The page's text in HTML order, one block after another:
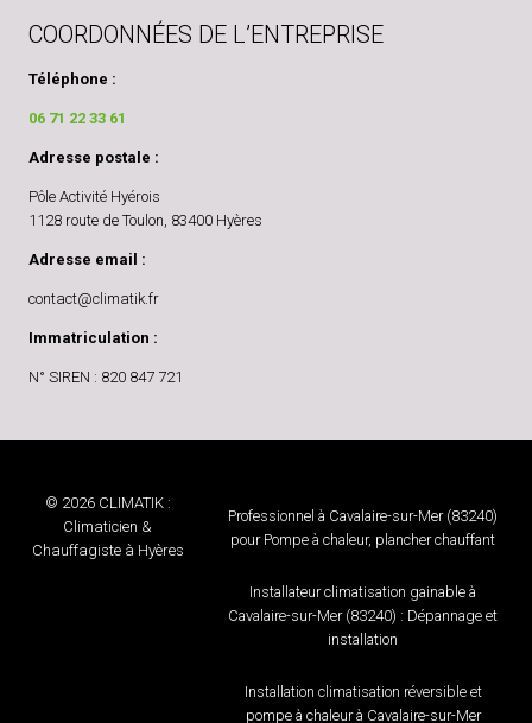
COORDONNÉES DE L’ENTREPRISE
Téléphone :
06 71 22 33 61
Adresse postale :
Pôle Activité Hyérois
1128 route de Toulon, 83400 Hyères
Adresse email :
contact@climatik.fr
Immatriculation :
N° SIREN : 820 847 721
© 2026 CLIMATIK :
Climaticien &
Chauffagiste à Hyères
Professionnel à Cavalaire-sur-Mer (83240)
pour Pompe à chaleur, plancher chauffant
Installateur climatisation gainable à
Cavalaire-sur-Mer (83240) : Dépannage et
installation
Installation climatisation réversible et
pompe à chaleur à Cavalaire-sur-Mer